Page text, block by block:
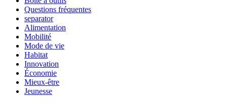
Questions fréquentes
separator
Alimentation
Mobilité
Mode de vie
Habitat
Innovation
Économie
Mieux-être
Jeunesse